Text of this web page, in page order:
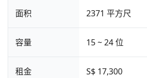
面积 2371 平方尺
容量 15 ~ 24 位
租金 S$ 17,300